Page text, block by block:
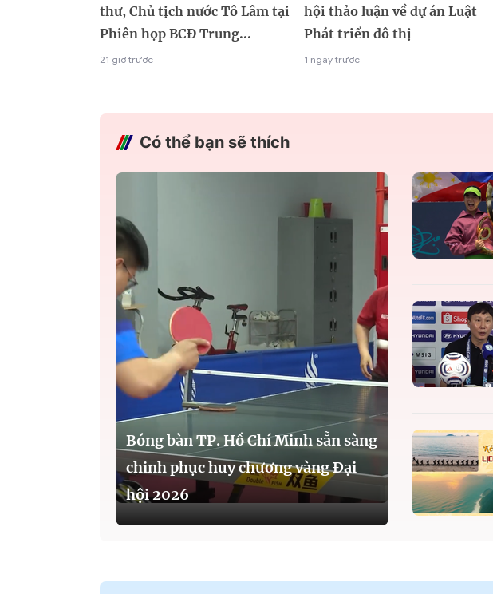
thư, Chủ tịch nước Tô Lâm tại
Phiên họp BCĐ Trung...
21 giờ trước
hội thảo luận về dự án Luật
Phát triển đô thị
1 ngày trước
Có thể bạn sẽ thích
Bóng bàn TP. Hồ Chí Minh sẵn sàng
chinh phục huy chương vàng Đại
hội 2026